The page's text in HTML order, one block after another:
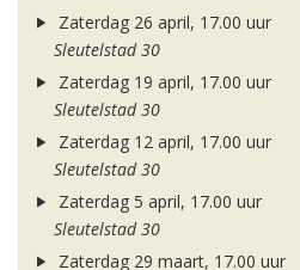
Zaterdag 26 april, 17.00 uur
Sleutelstad 30
Zaterdag 19 april, 17.00 uur
Sleutelstad 30
Zaterdag 12 april, 17.00 uur
Sleutelstad 30
Zaterdag 5 april, 17.00 uur
Sleutelstad 30
Zaterdag 29 maart, 17.00 uur